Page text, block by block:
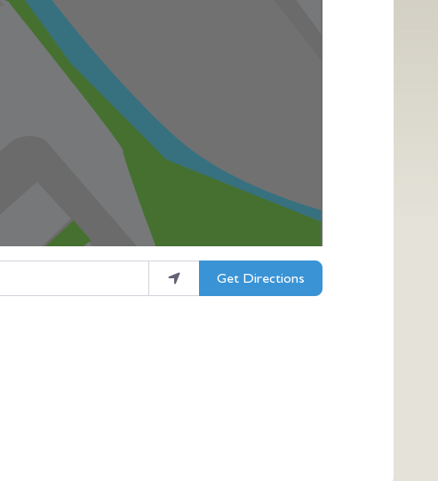
Get Directions